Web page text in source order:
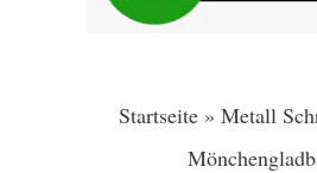
Startseite» Metall